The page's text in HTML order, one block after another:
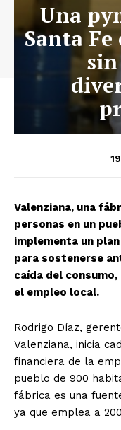
Una
Santa
Valenziana, una
personas en un
implementa un
para sostenerse
caída del
el empleo local.
Rodrigo Díaz,
Valenziana, inicia
financiera de la
pueblo de 900
fábrica es una
ya que emplea a